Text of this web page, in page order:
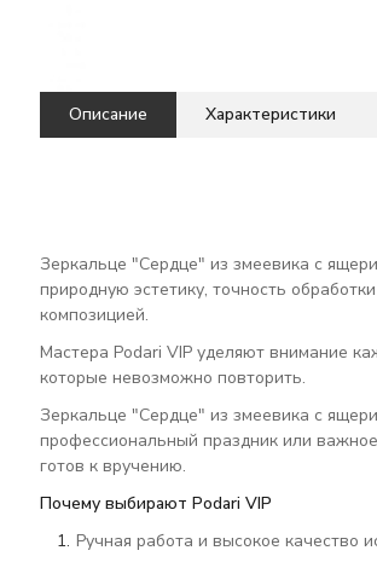
Описание Характеристики
Зеркальце "Сердце" из змеевика с
природную эстетику, точность
композицией.
Мастера Podari VIP уделяют внимание
которые невозможно повторить.
Зеркальце "Сердце" из змеевика с
профессиональный праздник или
готов к вручению.
Почему выбирают Podari VIP
Ручная работа и высокое качество